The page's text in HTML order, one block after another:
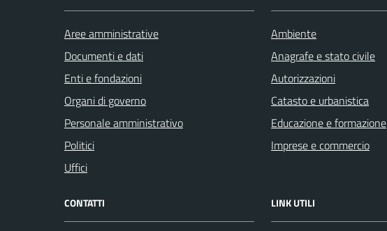
Aree amministrative
Documenti e dati
Enti e fondazioni
Organi di governo
Personale amministrativo
Politici
Uffici
Ambiente
Anagrafe e stato civile
Autorizzazioni
Catasto e urbanistica
Educazione e formazione
Imprese e commercio
CONTATTI LINK UTILI